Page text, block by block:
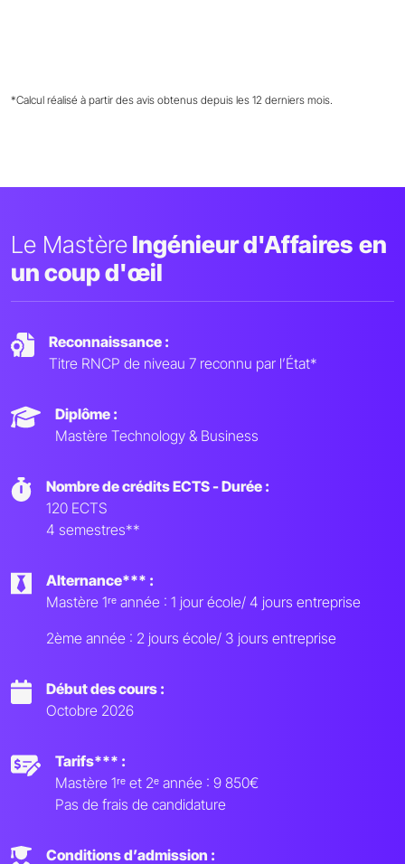
*Calcul réalisé à partir des avis obtenus depuis les 12 derniers mois.
Le MastèreIngénieur d'Affaires en
un coup d'œil
Reconnaissance :
Titre RNCP de niveau 7 reconnu par l’État*
Diplôme :
Mastère Technology & Business
Nombre de crédits ECTS - Durée :
120 ECTS
4 semestres**
Alternance*** :
Mastère 1ʳᵉ année : 1 jour école/ 4 jours entreprise
2ème année : 2 jours école/ 3 jours entreprise
Début des cours :
Octobre 2026
Tarifs*** :
Mastère 1ʳᵉ et 2ᵉ année : 9 850€
Pas de frais de candidature
Conditions d’admission :